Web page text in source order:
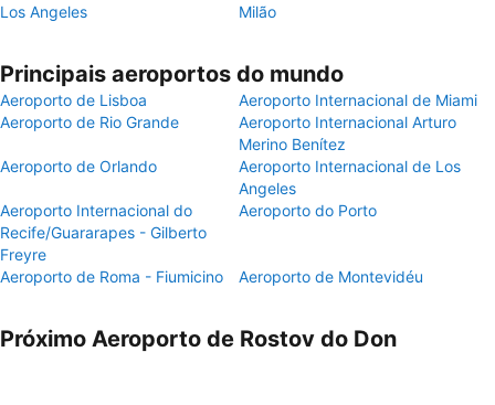
Los Angeles
Milão
Principais aeroportos do mundo
Aeroporto de Lisboa
Aeroporto Internacional de Miami
Aeroporto de Rio Grande
Aeroporto Internacional Arturo
Merino Benítez
Aeroporto de Orlando
Aeroporto Internacional de Los
Angeles
Aeroporto Internacional do
Recife/Guararapes - Gilberto
Freyre
Aeroporto do Porto
Aeroporto de Roma - Fiumicino Aeroporto de Montevidéu
Próximo Aeroporto de Rostov do Don